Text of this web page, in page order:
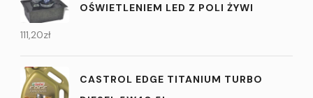
OŚWIETLENIEM LED Z POLI ŻYWI
111,20zł
CASTROL EDGE TITANIUM TURBO